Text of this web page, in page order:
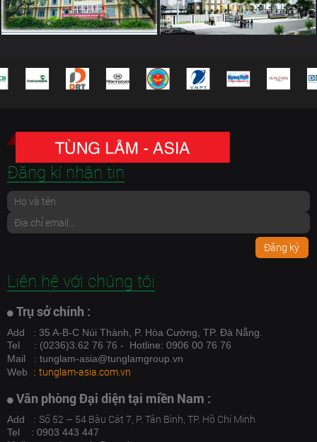
Đăng kí nhận tin
Đăng ký
Liên hệ với chúng tôi
Trụ sở chính :
Add : 35 A-B-C Núi Thành, P. Hòa Cường, TP. Đà Nẵng
Tel
: (0236)3.62 76 76 - Hotline: 0906 00 76 76
Mail
: tunglam-asia@tunglamgroup.vn
Web : tunglam-asia.com.vn
Văn phòng Đại diện tại miền Nam :
Add : Số 52 – 54 Bàu Cát 7, P. Tân Bình, TP. Hồ Chí Minh
Tel : 0903 443 447